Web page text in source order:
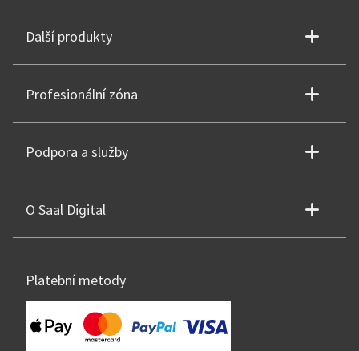
Další produkty
Profesionální zóna
Podpora a služby
O Saal Digital
Platební metody